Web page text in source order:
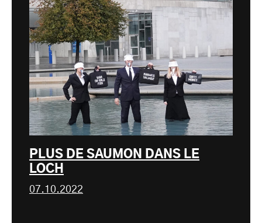
PLUS DE SAUMON DANS LE
LOCH
07.10.2022